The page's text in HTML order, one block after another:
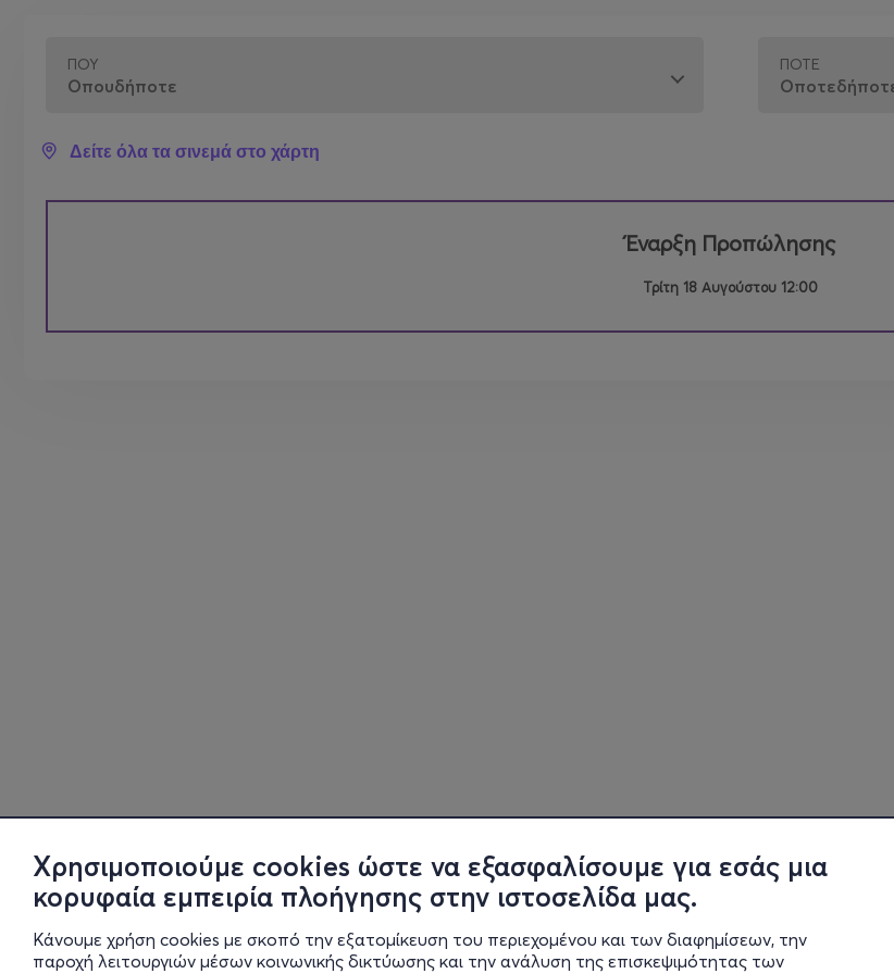
Χρησιμοποιούμε cookies ώστε να εξασφαλίσουμε για εσάς μια
κορυφαία εμπειρία πλοήγησης στην ιστοσελίδα μας.
Κάνουμε χρήση cookies με σκοπό την εξατομίκευση του περιεχομένου και των διαφημίσεων, την
παροχή λειτουργιών μέσων κοινωνικής δικτύωσης και την ανάλυση της επισκεψιμότητας των
ΠΟΎ ΠΌΤΕ
Δείτε όλα τα σινεμά στο χάρτη
Έναρξη Προπώλησης
Τρίτη 18 Αυγούστου 12:00